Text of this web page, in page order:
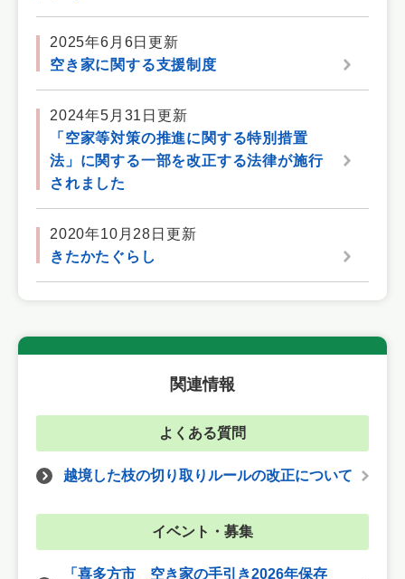
2025年6月6日更新
空き家に関する支援制度
2024年5月31日更新
「空家等対策の推進に関する特別措置
法」に関する一部を改正する法律が施行
されました
2020年10月28日更新
きたかたぐらし
関連情報
よくある質問
越境した枝の切り取りルールの改正について
イベント・募集
「喜多方市 空き家の手引き2026年保存